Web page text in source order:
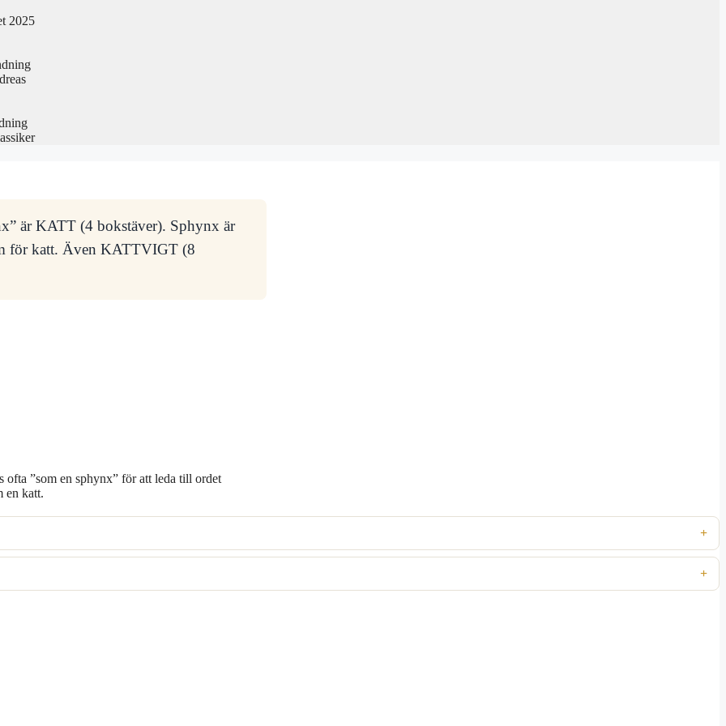
2025
är KATT (4 bokstäver). Sphynx är
för katt. Även KATTVIGT (8
ofta ”som en sphynx” för att leda till ordet
en katt.